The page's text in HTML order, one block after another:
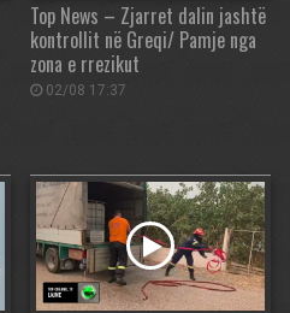
Top News – Zjarret dalin jashtë
kontrollit në Greqi/ Pamje nga
zona e rrezikut
02/08 17:37